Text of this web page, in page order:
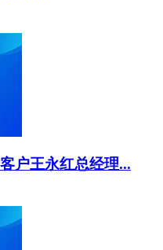
户王永红总经理...